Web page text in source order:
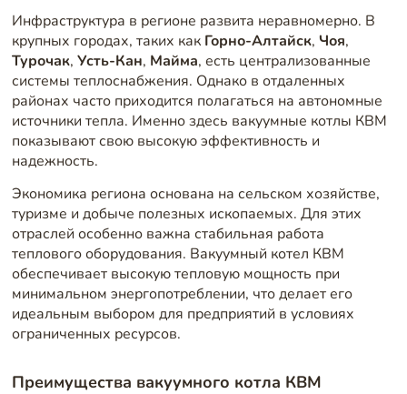
Инфраструктура в регионе развита неравномерно. В
крупных городах, таких как Горно-Алтайск, Чоя,
Турочак, Усть-Кан, Майма, есть централизованные
системы теплоснабжения. Однако в отдаленных
районах часто приходится полагаться на автономные
источники тепла. Именно здесь вакуумные котлы КВМ
показывают свою высокую эффективность и
надежность.
Экономика региона основана на сельском хозяйстве,
туризме и добыче полезных ископаемых. Для этих
отраслей особенно важна стабильная работа
теплового оборудования. Вакуумный котел КВМ
обеспечивает высокую тепловую мощность при
минимальном энергопотреблении, что делает его
идеальным выбором для предприятий в условиях
ограниченных ресурсов.
Преимущества вакуумного котла КВМ